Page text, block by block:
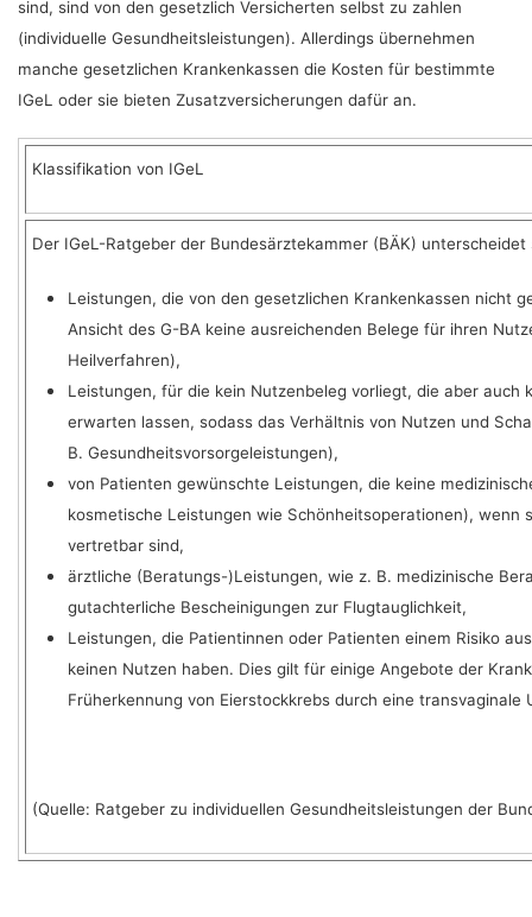
sind, sind von den gesetzlich Versicherten selbst zu zahlen
(individuelle Gesundheitsleistungen). Allerdings übernehmen
manche gesetzlichen Krankenkassen die Kosten für bestimmte
IGeL oder sie bieten Zusatzversicherungen dafür an.
Klassifikation von IGeL
Der IGeL-Ratgeber der Bundesärztekammer (BÄK)
Leistungen, die von den gesetzlichen Krankenkassen nicht
Ansicht des G-BA keine ausreichenden Belege für ihren
Heilverfahren),
Leistungen, für die kein Nutzenbeleg vorliegt, die aber auch
erwarten lassen, sodass das Verhältnis von Nutzen und
B. Gesundheitsvorsorgeleistungen),
von Patienten gewünschte Leistungen, die keine
kosmetische Leistungen wie Schönheitsoperationen), wenn
vertretbar sind,
ärztliche (Beratungs-)Leistungen, wie z. B. medizinische
gutachterliche Bescheinigungen zur Flugtauglichkeit,
Leistungen, die Patientinnen oder Patienten einem Risiko
keinen Nutzen haben. Dies gilt für einige Angebote der
Früherkennung von Eierstockkrebs durch eine transvaginale
(Quelle: Ratgeber zu individuellen Gesundheitsleistungen der